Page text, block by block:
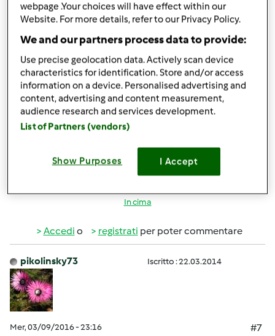
In cima
mammagreen Iscritto : 19.02.2014
mi consigliate l'estrattore allora per prepara i succhi?
In cima
Accedi o registrati per poter commentare
pikolinsky73 Iscritto : 22.03.2014
Mer, 03/09/2016 - 23:16
#7
webpage .Your choices will have effect within our
Website. For more details, refer to our Privacy Policy.
We and our partners process data to provide:
Use precise geolocation data. Actively scan device
characteristics for identification. Store and/or access
information on a device. Personalised advertising and
content, advertising and content measurement,
audience research and services development.
List of Partners (vendors)
Show Purposes I Accept